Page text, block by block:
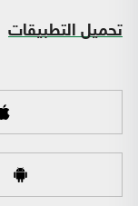
تحميل التطبيقات